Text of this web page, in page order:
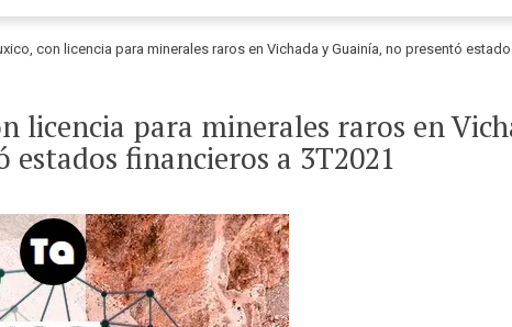
con licencia para minerales raros en Vichada y Guainía, no presentó
licencia para minerales raros en
financieros a 3T2021